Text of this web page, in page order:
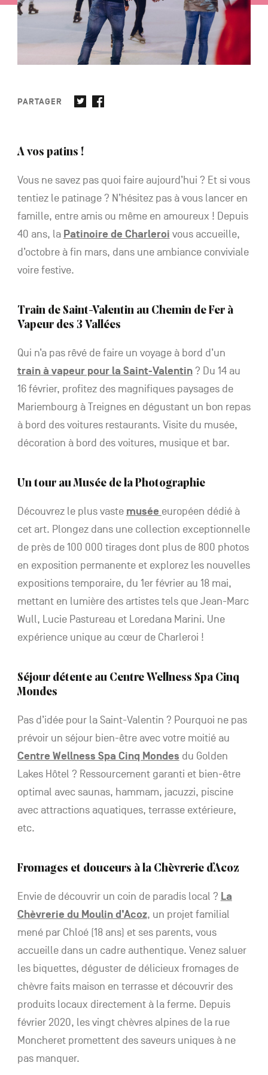
NL DE EN
Navigation
PARTAGER
A vos patins !
Vous ne savez pas quoi faire aujourd’hui ? Et si vous
tentiez le patinage ? N’hésitez pas à vous lancer en
famille, entre amis ou même en amoureux ! Depuis
40 ans, la Patinoire de Charleroi vous accueille,
d’octobre à fin mars, dans une ambiance conviviale
voire festive.
Train de Saint-Valentin au Chemin de Fer à
Vapeur des 3 Vallées
Qui n’a pas rêvé de faire un voyage à bord d’un
train à vapeur pour la Saint-Valentin? Du 14 au
16 février, profitez des magnifiques paysages de
Mariembourg à Treignes en dégustant un bon repas
à bord des voitures restaurants. Visite du musée,
décoration à bord des voitures, musique et bar.
Un tour au Musée de la Photographie
Découvrez le plus vaste musée européen dédié à
cet art. Plongez dans une collection exceptionnelle
de près de 100 000 tirages dont plus de 800 photos
en exposition permanente et explorez les nouvelles
expositions temporaire, du 1er février au 18 mai,
mettant en lumière des artistes tels que Jean-Marc
Wull, Lucie Pastureau et Loredana Marini. Une
expérience unique au cœur de Charleroi !
Séjour détente au Centre Wellness Spa Cinq
Mondes
Pas d’idée pour la Saint-Valentin ? Pourquoi ne pas
prévoir un séjour bien-être avec votre moitié au
Centre Wellness Spa Cinq Mondes du Golden
Lakes Hôtel ? Ressourcement garanti et bien-être
optimal avec saunas, hammam, jacuzzi, piscine
avec attractions aquatiques, terrasse extérieure,
etc.
Fromages et douceurs à la Chèvrerie d’Acoz
Envie de découvrir un coin de paradis local ? La
Chèvrerie du Moulin d’Acoz, un projet familial
mené par Chloé (18 ans) et ses parents, vous
accueille dans un cadre authentique. Venez saluer
les biquettes, déguster de délicieux fromages de
chèvre faits maison en terrasse et découvrir des
produits locaux directement à la ferme. Depuis
février 2020, les vingt chèvres alpines de la rue
Moncheret promettent des saveurs uniques à ne
pas manquer.